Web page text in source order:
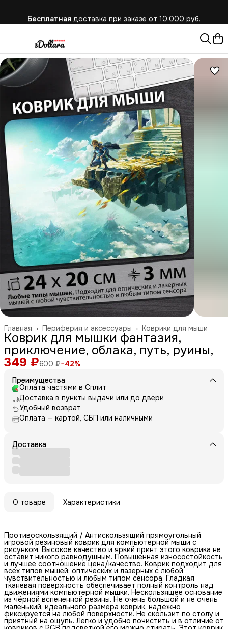
Коврики для мыши
Периферия и аксессуары ›
Главная ›
Коврик для мышки фантазия,
приключение, облака, путь, руины,
349 ₽600 ₽−42%
Преимущества
Оплата частями в Сплит
Доставка в пункты выдачи или до двери
Удобный возврат
Оплата — картой, СБП или наличными
Доставка
О товаре Характеристики
Противоскользящий / Антискользящий прямоугольный
игровой резиновый коврик для компьютерной мыши с
рисунком. Высокое качество и яркий принт этого коврика не
оставит никого равнодушным. Повышенная износостойкость
и лучшее соотношение цена/качество. Коврик подходит для
всех типов мышей: оптических и лазерных с любой
чувствительностью и любым типом сенсора. Гладкая
тканевая поверхность обеспечивает полный контроль над
движениями компьютерной мышки. Нескользящее основание
из чёрной вспененной резины. Не очень большой и не очень
маленький, идеального размера коврик, надёжно
фиксируется на любой поверхности. Не скользит по столу и
приятный на ощупь. Легко и удобно почистить и в отличие от